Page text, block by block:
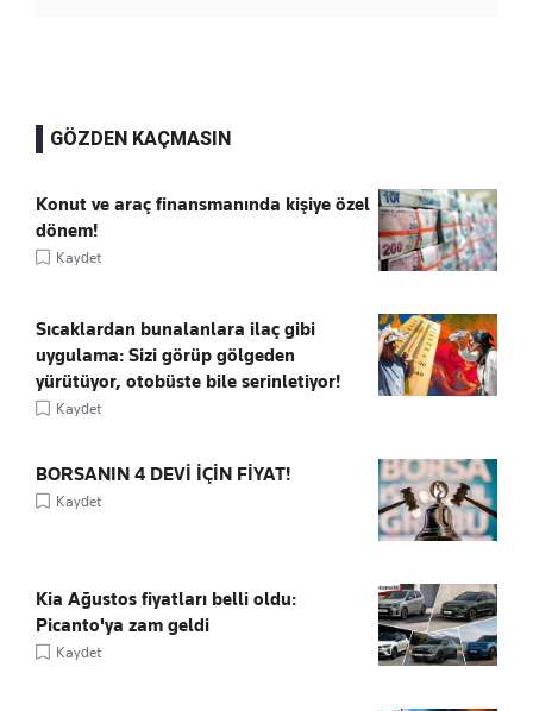
GÖZDEN KAÇMASIN
Konut ve araç finansmanında kişiye özel
dönem!
Kaydet
Sıcaklardan bunalanlara ilaç gibi
uygulama: Sizi görüp gölgeden
yürütüyor, otobüste bile serinletiyor!
Kaydet
BORSANIN 4 DEVİ İÇİN FİYAT!
Kaydet
Kia Ağustos fiyatları belli oldu:
Picanto'ya zam geldi
Kaydet